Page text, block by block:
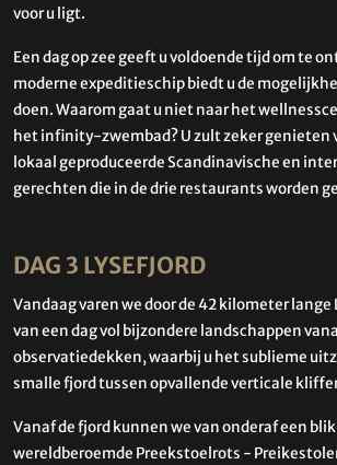
voor u ligt.
Een dag op zee geeft u voldoende tijd om te
moderne expeditieschip biedt u de
doen. Waarom gaat u niet naar het
het infinity-zwembad? U zult zeker genieten
lokaal geproduceerde Scandinavische en
gerechten die in de drie restaurants worden
DAG 3 LYSEFJORD
Vandaag varen we door de 42 kilometer lange
van een dag vol bijzondere landschappen
observatiedekken, waarbij u het sublieme
smalle fjord tussen opvallende verticale
Vanaf de fjord kunnen we van onderaf een
wereldberoemde Preekstoelrots -